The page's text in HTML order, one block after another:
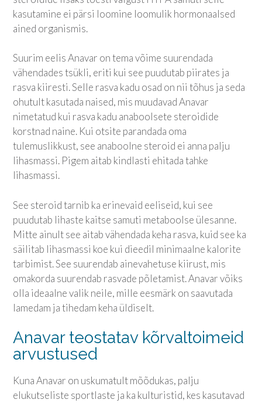
kasutamine ei pärsi loomine loomulik hormonaalsed
ained organismis.
Suurim eelis Anavar on tema võime suurendada
vähendades tsükli, eriti kui see puudutab piirates ja
rasva kiiresti. Selle rasva kadu osad on nii tõhus ja seda
ohutult kasutada naised, mis muudavad Anavar
nimetatud kui rasva kadu anaboolsete steroidide
korstnad naine. Kui otsite parandada oma
tulemuslikkust, see anaboolne steroid ei anna palju
lihasmassi. Pigem aitab kindlasti ehitada tahke
lihasmassi.
See steroid tarnib ka erinevaid eeliseid, kui see
puudutab lihaste kaitse samuti metaboolse ülesanne.
Mitte ainult see aitab vähendada keha rasva, kuid see ka
säilitab lihasmassi koe kui dieedil minimaalne kalorite
tarbimist. See suurendab ainevahetuse kiirust, mis
omakorda suurendab rasvade põletamist. Anavar võiks
olla ideaalne valik neile, mille eesmärk on saavutada
lamedam ja tihedam keha üldiselt.
Anavar teostatav kõrvaltoimeid
arvustused
Kuna Anavar on uskumatult mõõdukas, palju
elukutseliste sportlaste ja ka kulturistid, kes kasutavad